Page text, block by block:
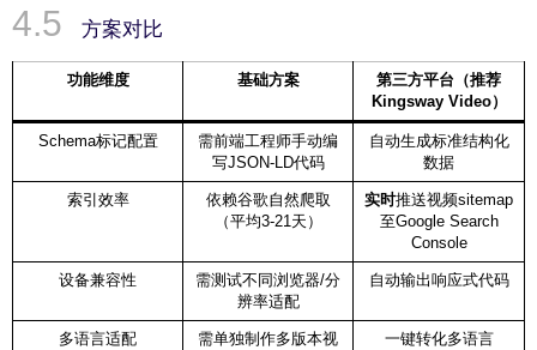
方案对比
功能维度 基础方案
第三方平台（推荐
Kingsway Video）
Schema标记配置
需前端工程师手动编
写JSON-LD代码
自动生成标准结构化
数据
索引效率
依赖谷歌自然爬取
（平均3-21天）
实时推送视频sitemap
至Google Search
Console
设备兼容性
需测试不同浏览器/分
辨率适配
自动输出响应式代码
多语言适配
需单独制作多版本视
一键转化多语言